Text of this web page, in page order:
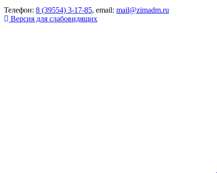
Телефон: 8 (39554) 3-17-85, email: mail@zimadm.ru
Версия для слабовидящих